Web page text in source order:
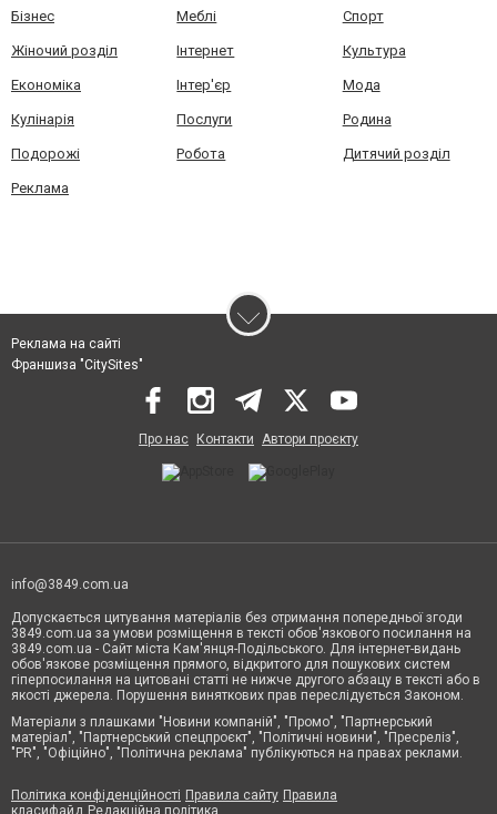
Бізнес Меблі Спорт
Жіночий розділ Інтернет Культура
Економіка Інтер'єр Мода
Кулінарія Послуги Родина
Подорожі Робота Дитячий розділ
Реклама
Реклама на сайті
Франшиза "CitySites"
Про нас Контакти Автори проєкту
info@3849.com.ua
Допускається цитування матеріалів без отримання попередньої згоди
3849.com.ua за умови розміщення в тексті обов'язкового посилання на
3849.com.ua - Сайт міста Кам'янця-Подільського. Для інтернет-видань
обов'язкове розміщення прямого, відкритого для пошукових систем
гіперпосилання на цитовані статті не нижче другого абзацу в тексті або в
якості джерела. Порушення виняткових прав переслідується Законом.
Матеріали з плашками "Новини компаній", "Промо", "Партнерський
матеріал", "Партнерський спецпроєкт", "Політичні новини", "Пресреліз",
"PR", "Офіційно", "Політична реклама" публікуються на правах реклами.
Політика конфіденційності Правила сайту Правила
класифайд Редакційна політика